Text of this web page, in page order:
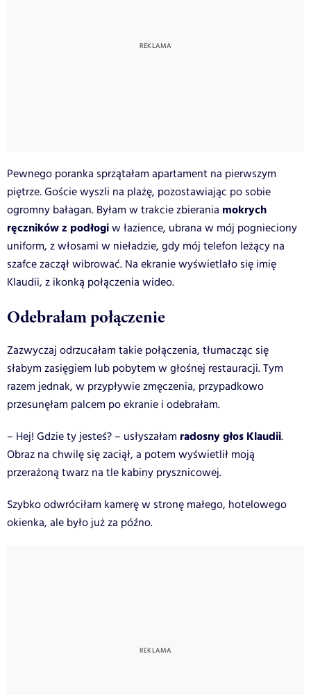
Pewnego poranka sprzątałam apartament na pierwszym
piętrze. Goście wyszli na plażę, pozostawiając po sobie
ogromny bałagan. Byłam w trakcie zbierania mokrych
ręczników z podłogiw łazience, ubrana w mój pognieciony
uniform, z włosami w nieładzie, gdy mój telefon leżący na
szafce zaczął wibrować. Na ekranie wyświetlało się imię
Klaudii, z ikonką połączenia wideo.
Odebrałam połączenie
Zazwyczaj odrzucałam takie połączenia, tłumacząc się
słabym zasięgiem lub pobytem w głośnej restauracji. Tym
razem jednak, w przypływie zmęczenia, przypadkowo
przesunęłam palcem po ekranie i odebrałam.
– Hej! Gdzie ty jesteś? – usłyszałam radosny głos Klaudii.
Obraz na chwilę się zaciął, a potem wyświetlił moją
przerażoną twarz na tle kabiny prysznicowej.
Szybko odwróciłam kamerę w stronę małego, hotelowego
okienka, ale było już za późno.